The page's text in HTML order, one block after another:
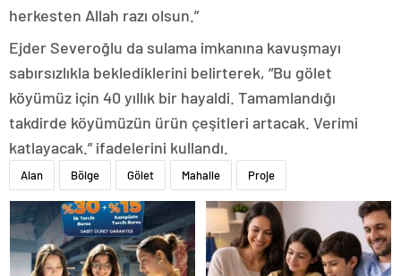
herkesten Allah razı olsun.”
Ejder Severoğlu da sulama imkanına kavuşmayı
sabırsızlıkla beklediklerini belirterek, “Bu gölet
köyümüz için 40 yıllık bir hayaldi. Tamamlandığı
takdirde köyümüzün ürün çeşitleri artacak. Verimi
katlayacak.” ifadelerini kullandı.
Alan Bölge Gölet Mahalle Proje